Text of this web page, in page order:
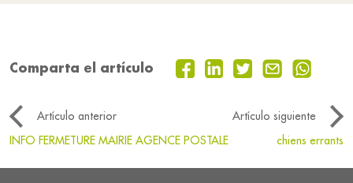
Comparta el artículo
Artículo anterior
Artículo siguiente
INFO FERMETURE MAIRIE AGENCE POSTALE
chiens errants